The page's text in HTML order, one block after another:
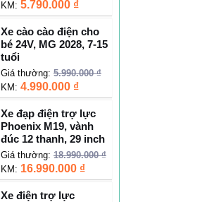
KM: 5.790.000 ₫
Xe cào cào điện cho
bé 24V, MG 2028, 7-15
tuổi
Giá thường: 5.990.000₫
KM: 4.990.000 ₫
Xe đạp điện trợ lực
Phoenix M19, vành
đúc 12 thanh, 29 inch
Giá thường: 18.990.000₫
KM: 16.990.000 ₫
Xe điện trợ lực